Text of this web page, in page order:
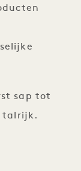
sap tot
talrijk.